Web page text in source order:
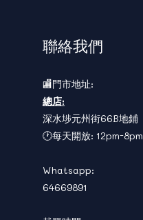
聯絡我們
🏬門市地址:
總店:
深水埗元州街66B地鋪
🕐每天開放: 12pm-8pm
Whatsapp:
64669891